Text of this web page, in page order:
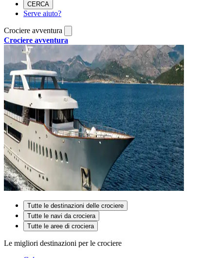
CERCA
Serve aiuto?
Crociere avventura
Crociere avventura
Tutte le destinazioni delle crociere
Tutte le navi da crociera
Tutte le aree di crociera
Le migliori destinazioni per le crociere